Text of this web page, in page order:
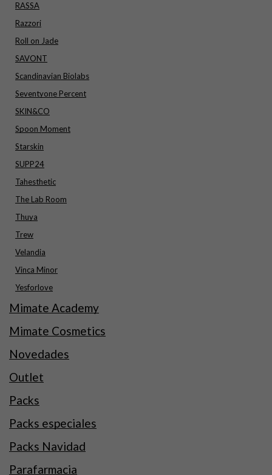
RASSA
Razzori
Roll on Jade
SAVONT
Scandinavian Biolabs
Seventyone Percent
SKIN&CO
Spoon Moment
Starskin
SUPP24
Tahesthetic
The Lab Room
Thuya
Trew
Velandia
Vinca Minor
Yesforlove
Mimate Academy
Mimate Cosmetics
Novedades
Outlet
Packs
Packs especiales
Packs Navidad
Parafarmacia